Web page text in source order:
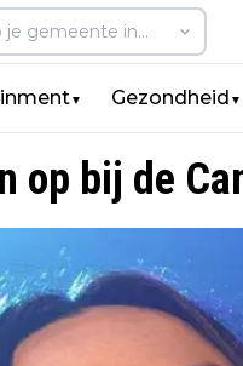
▼ Gezondheid ▼
bij de